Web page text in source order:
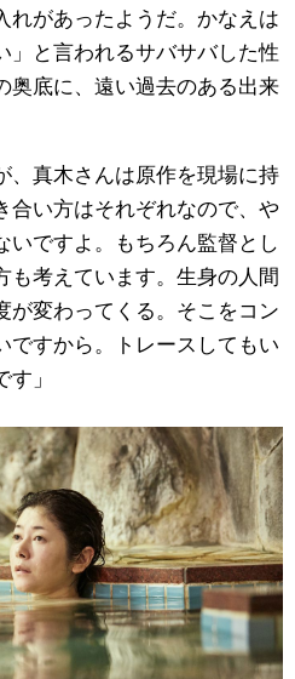
れがあったようだ。かなえは
」と言われるサバサバした性
奥底に、遠い過去のある出来
、真木さんは原作を現場に持
合い方はそれぞれなので、や
ですよ。もちろん監督とし
も考えています。生身の人間
が変わってくる。そこをコン
ですから。トレースしてもい
」